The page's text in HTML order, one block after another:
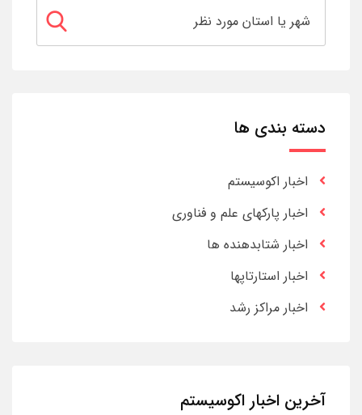
دسته بندی ها
اخبار اکوسیستم
اخبار پارکهای علم و فناوری
اخبار شتابدهنده ها
اخبار استارتاپها
اخبار مراکز رشد
آخرین اخبار اکوسیستم